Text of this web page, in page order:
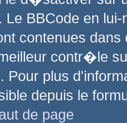
Le BBCode en
contenues
contr�le
plus
depuis le
de page